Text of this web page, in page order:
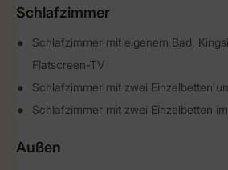
Schlafzimmer
Schlafzimmer mit eigenem Bad,
Flatscreen-TV
Schlafzimmer mit zwei Einzelbetten
Schlafzimmer mit zwei Einzelbetten
Außen